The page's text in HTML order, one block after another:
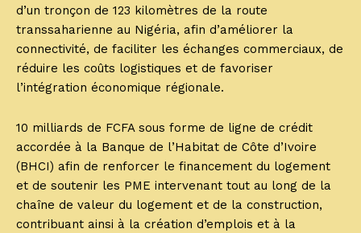
d’un tronçon de 123 kilomètres de la route
transsaharienne au Nigéria, afin d’améliorer la
connectivité, de faciliter les échanges commerciaux, de
réduire les coûts logistiques et de favoriser
l’intégration économique régionale.
10 milliards de FCFA sous forme de ligne de crédit
accordée à la Banque de l’Habitat de Côte d’Ivoire
(BHCI) afin de renforcer le financement du logement
et de soutenir les PME intervenant tout au long de la
chaîne de valeur du logement et de la construction,
contribuant ainsi à la création d’emplois et à la